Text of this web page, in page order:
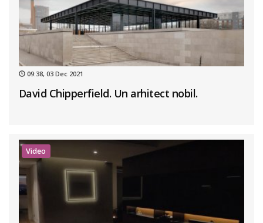
09:38, 03 Dec 2021
David Chipperfield. Un arhitect nobil.
Video